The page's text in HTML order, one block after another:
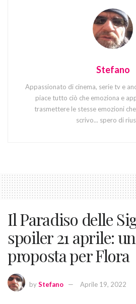
Stefano
Appassionato di cinema, serie tv e
piace tutto ciò che emoziona e
trasmettere le stesse emozioni
scrivo... spero di
Il Paradiso delle
spoiler 21 aprile:
proposta per Flora
byStefano Aprile 19, 2022